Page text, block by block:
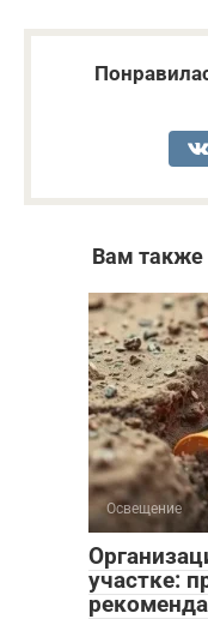
Вам также
Освещение
участке: